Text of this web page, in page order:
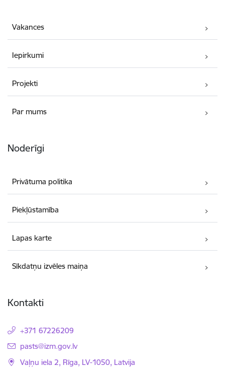
Vakances
Iepirkumi
Projekti
Par mums
Noderīgi
Privātuma politika
Piekļūstamība
Lapas karte
Sīkdatņu izvēles maiņa
Kontakti
+371 67226209
E-pasts:
pasts@izm.gov.lv
Vaļņu iela 2, Rīga, LV-1050, Latvija